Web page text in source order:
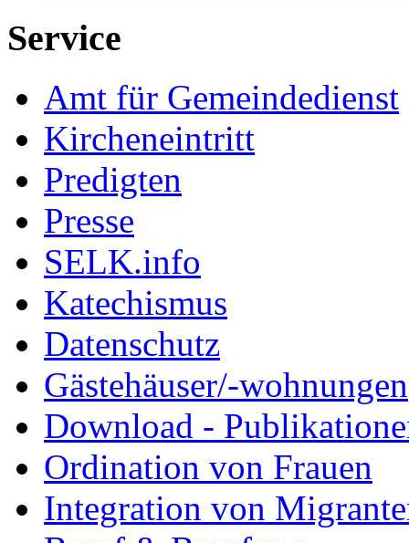
Service
Amt für Gemeindedienst
Kircheneintritt
Predigten
Presse
SELK.info
Katechismus
Datenschutz
Gästehäuser/-wohnungen
Download -
Ordination von Frauen
Integration von